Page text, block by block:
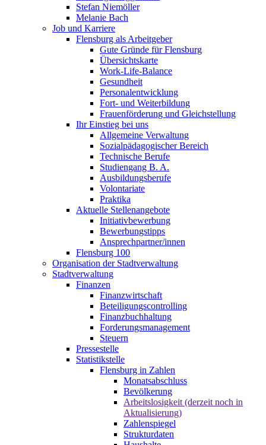
Stefan Niemöller
Melanie Bach
Job und Karriere
Flensburg als Arbeitgeber
Gute Gründe für Flensburg
Übersichtskarte
Work-Life-Balance
Gesundheit
Personalentwicklung
Fort- und Weiterbildung
Frauenförderung und Gleichstellung
Ihr Einstieg bei uns
Allgemeine Verwaltung
Sozialpädagogischer Bereich
Technische Berufe
Studiengang B. A.
Ausbildungsberufe
Volontariate
Praktika
Aktuelle Stellenangebote
Initiativbewerbung
Bewerbungstipps
Ansprechpartner/innen
Flensburg 100
Organisation der Stadtverwaltung
Stadtverwaltung
Finanzen
Finanzwirtschaft
Beteiligungscontrolling
Finanzbuchhaltung
Forderungsmanagement
Steuern
Pressestelle
Statistikstelle
Flensburg in Zahlen
Monatsabschluss
Bevölkerung
Arbeitslosigkeit (derzeit noch in
Aktualisierung)
Zahlenspiegel
Strukturdaten